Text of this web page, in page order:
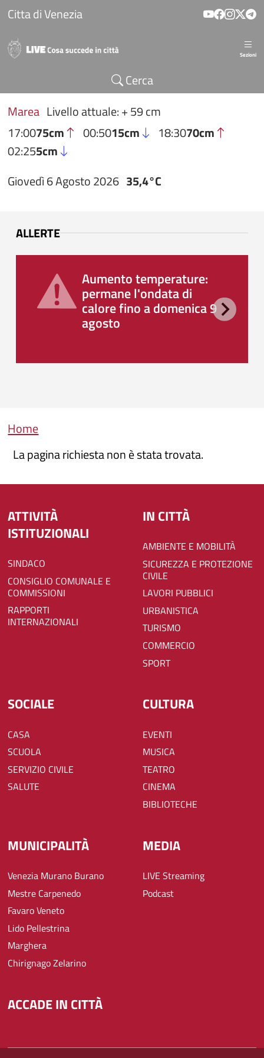
Salta al contenuto principale
Citta di Venezia
Sezioni
Cerca
Marea Livello attuale: + 59 cm
17:0075cm 00:5015cm 18:3070cm
02:255cm
Giovedì 6 Agosto 2026 35,4°C
ALLERTE
Aumento temperature:
permane l'ondata di
calore fino a domenica 9
agosto
Briciole di pane
Home
La pagina richiesta non è stata trovata.
ATTIVITÀ
ISTITUZIONALI
SINDACO
CONSIGLIO COMUNALE E
COMMISSIONI
RAPPORTI
INTERNAZIONALI
IN CITTÀ
AMBIENTE E MOBILITÀ
SICUREZZA E PROTEZIONE
CIVILE
LAVORI PUBBLICI
URBANISTICA
TURISMO
COMMERCIO
SPORT
SOCIALE
CASA
SCUOLA
SERVIZIO CIVILE
SALUTE
CULTURA
EVENTI
MUSICA
TEATRO
CINEMA
BIBLIOTECHE
MUNICIPALITÀ
Venezia Murano Burano
Mestre Carpenedo
Favaro Veneto
Lido Pellestrina
Marghera
Chirignago Zelarino
MEDIA
LIVE Streaming
Podcast
ACCADE IN CITTÀ